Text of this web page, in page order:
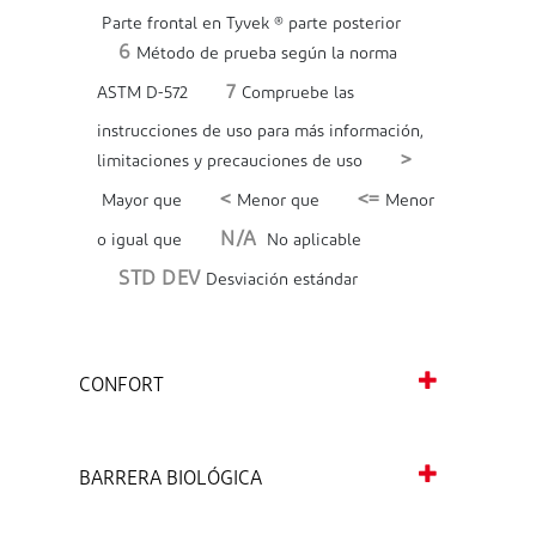
Parte frontal en Tyvek ® parte posterior
6 Método de prueba según la norma
ASTM D-572 7 Compruebe las
instrucciones de uso para más información,
limitaciones y precauciones de uso
>
Mayor que < Menor que <= Menor
o igual que N/A No aplicable
STD DEV Desviación estándar
CONFORT
BARRERA BIOLÓGICA